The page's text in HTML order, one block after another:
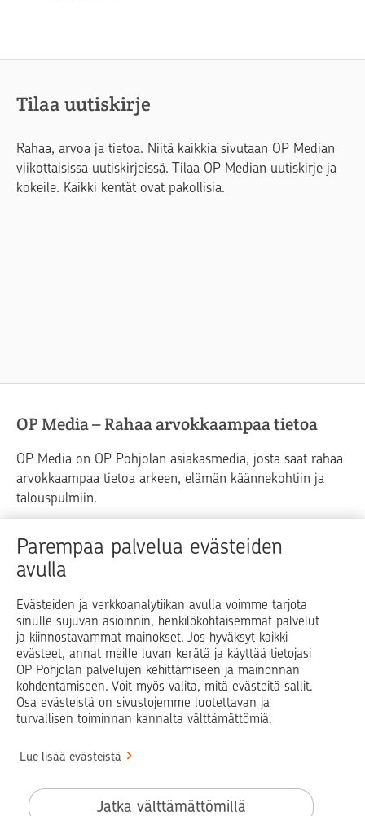
Parempaa palvelua evästeiden
avulla
Evästeiden ja verkkoanalytiikan avulla voimme tarjota
sinulle sujuvan asioinnin, henkilökohtaisemmat palvelut
ja kiinnostavammat mainokset. Jos hyväksyt kaikki
evästeet, annat meille luvan kerätä ja käyttää tietojasi
OP Pohjolan palvelujen kehittämiseen ja mainonnan
kohdentamiseen. Voit myös valita, mitä evästeitä sallit.
Osa evästeistä on sivustojemme luotettavan ja
turvallisen toiminnan kannalta välttämättömiä.
Lue lisää evästeistä
Jatka välttämättömillä
Tilaa uutiskirje
Rahaa, arvoa ja tietoa. Niitä kaikkia sivutaan OP Median
viikottaisissa uutiskirjeissä. Tilaa OP Median uutiskirje ja
kokeile. Kaikki kentät ovat pakollisia.
OP Media – Rahaa arvokkaampaa tietoa
OP Media on OP Pohjolan asiakasmedia, josta saat rahaa
arvokkaampaa tietoa arkeen, elämän käännekohtiin ja
talouspulmiin.
Raha Elämä
Yrityselämä
Blogit ja puheenvuorot
Op.fi OP Koti Pohjola Vahinkoapu
Facebook
X LinkedInInstagram
Käyttöehdot